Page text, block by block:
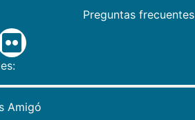
Preguntas frecuentes
Amigó